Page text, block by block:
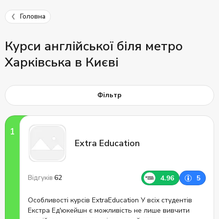
Головна
Курси англійської біля метро
Харківська в Києві
Фільтр
Extra Education
4.96 5
Відгуків 62
Особливості курсів ExtraEducation У всіх студентів
Екстра Ед'юкейшн є можливість не лише вивчити